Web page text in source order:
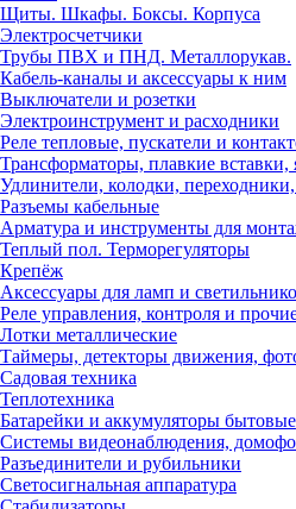
Щиты. Шкафы. Боксы. Корпуса
Электросчетчики
Трубы ПВХ и ПНД. Металлорукав.
Кабель-каналы и аксессуары к ним
Выключатели и розетки
Электроинструмент и расходники
Реле тепловые, пускатели и
Трансформаторы, плавкие
Удлинители, колодки,
Разъемы кабельные
Арматура и инструменты для
Теплый пол. Терморегуляторы
Крепёж
Аксессуары для ламп и
Реле управления, контроля и
Лотки металлические
Таймеры, детекторы движения,
Садовая техника
Теплотехника
Батарейки и аккумуляторы бытовые
Системы видеонаблюдения,
Разъединители и рубильники
Светосигнальная аппаратура